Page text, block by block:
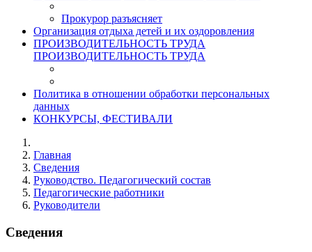
Прокурор разъясняет
Организация отдыха детей и их оздоровления
ПРОИЗВОДИТЕЛЬНОСТЬ ТРУДА
ПРОИЗВОДИТЕЛЬНОСТЬ ТРУДА
Политика в отношении обработки персональных
данных
КОНКУРСЫ, ФЕСТИВАЛИ
Главная
Сведения
Руководство. Педагогический состав
Педагогические работники
Руководители
Сведения